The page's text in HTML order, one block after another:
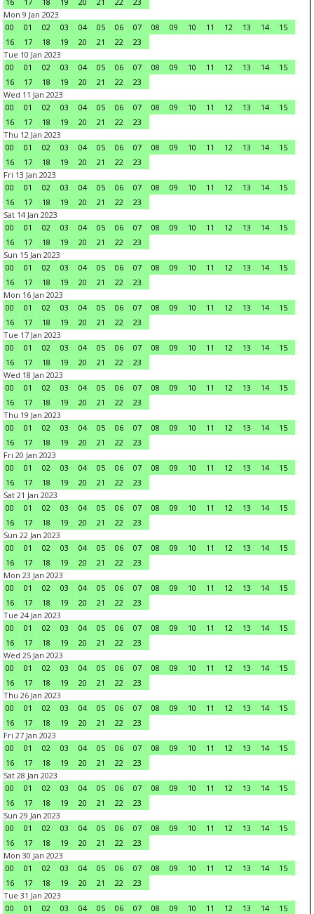
Mon 9 Jan 2023
00
01 02 03 04 05 06 07 08 09 10 11 12 13 14
15
16
17 18 19 20 21 22
23
Tue 10 Jan 2023
00
01 02 03 04 05 06 07 08 09 10 11 12 13 14
15
16
17 18 19 20 21 22
23
Wed 11 Jan 2023
00
01 02 03 04 05 06 07 08 09 10 11 12 13 14
15
16
17 18 19 20 21 22
23
Thu 12 Jan 2023
00
01 02 03 04 05 06 07 08 09 10 11 12 13 14
15
16
17 18 19 20 21 22
23
Fri 13 Jan 2023
00
01 02 03 04 05 06 07 08 09 10 11 12 13 14
15
16
17 18 19 20 21 22
23
Sat 14 Jan 2023
00
01 02 03 04 05 06 07 08 09 10 11 12 13 14
15
16
17 18 19 20 21 22
23
Sun 15 Jan 2023
00
01 02 03 04 05 06 07 08 09 10 11 12 13 14
15
16
17 18 19 20 21 22
23
Mon 16 Jan 2023
00
01 02 03 04 05 06 07 08 09 10 11 12 13 14
15
16
17 18 19 20 21 22
23
Tue 17 Jan 2023
00
01 02 03 04 05 06 07 08 09 10 11 12 13 14
15
16
17 18 19 20 21 22
23
Wed 18 Jan 2023
00
01 02 03 04 05 06 07 08 09 10 11 12 13 14
15
16
17 18 19 20 21 22
23
Thu 19 Jan 2023
00
01 02 03 04 05 06 07 08 09 10 11 12 13 14
15
16
17 18 19 20 21 22
23
Fri 20 Jan 2023
00
01 02 03 04 05 06 07 08 09 10 11 12 13 14
15
16
17 18 19 20 21 22
23
Sat 21 Jan 2023
00
01 02 03 04 05 06 07 08 09 10 11 12 13 14
15
16
17 18 19 20 21 22
23
Sun 22 Jan 2023
00
01 02 03 04 05 06 07 08 09 10 11 12 13 14
15
16
17 18 19 20 21 22
23
Mon 23 Jan 2023
00
01 02 03 04 05 06 07 08 09 10 11 12 13 14
15
16
17 18 19 20 21 22
23
Tue 24 Jan 2023
00
01 02 03 04 05 06 07 08 09 10 11 12 13 14
15
16
17 18 19 20 21 22
23
Wed 25 Jan 2023
00
01 02 03 04 05 06 07 08 09 10 11 12 13 14
15
16
17 18 19 20 21 22
23
Thu 26 Jan 2023
00
01 02 03 04 05 06 07 08 09 10 11 12 13 14
15
16
17 18 19 20 21 22
23
Fri 27 Jan 2023
00
01 02 03 04 05 06 07 08 09 10 11 12 13 14
15
16
17 18 19 20 21 22
23
Sat 28 Jan 2023
00
01 02 03 04 05 06 07 08 09 10 11 12 13 14
15
16
17 18 19 20 21 22
23
Sun 29 Jan 2023
00
01 02 03 04 05 06 07 08 09 10 11 12 13 14
15
16
17 18 19 20 21 22
23
Mon 30 Jan 2023
00
01 02 03 04 05 06 07 08 09 10 11 12 13 14
15
16
17 18 19 20 21 22
23
Tue 31 Jan 2023
00
01 02 03 04 05 06 07 08 09 10 11 12 13 14
15